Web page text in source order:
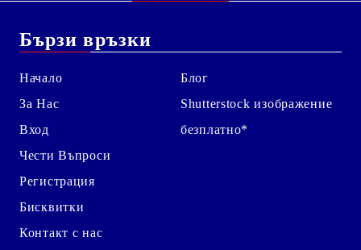
Бързи връзки
Начало
За Нас
Вход
Чести Въпроси
Регистрация
Бисквитки
Контакт с нас
Блог
Shutterstock изображение
безплатно*